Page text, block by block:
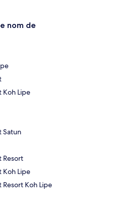
nom de
Koh Lipe
Satun
Resort
Koh Lipe
Koh Lipe